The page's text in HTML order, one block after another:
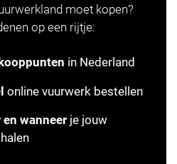
moet kopen?
op een rijtje:
in Nederland
online vuurwerk bestellen
wanneer je jouw